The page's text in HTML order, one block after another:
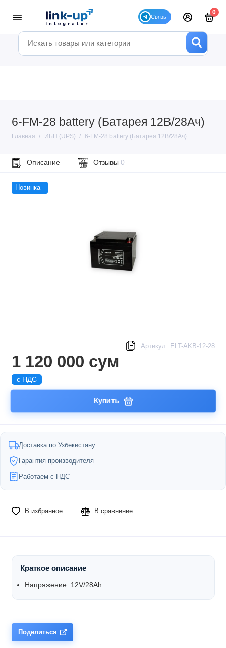
0
6-FM-28 battery (Батарея 12В/28Ач)
Главная ИБП (UPS) 6-FM-28 battery (Батарея 12В/28Ач)
Описание Отзывы 0
Новинка
Артикул: ELT-AKB-12-28
1 120 000 сум
с НДС
Купить
Доставка по Узбекистану
Гарантия производителя
Работаем с НДС
В избранное В сравнение
Краткое описание
Напряжение: 12V/28Ah
Поделиться